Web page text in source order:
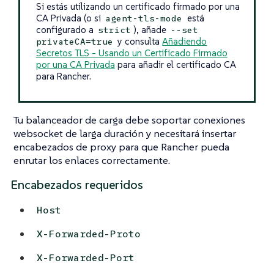
Si estás utilizando un certificado firmado por una
CA Privada (o si agent-tls-mode está
configurado a strict ), añade --set
privateCA=true y consultaAñadiendo
Secretos TLS - Usando un Certificado Firmado
por una CA Privada para añadir el certificado CA
para Rancher.
Tu balanceador de carga debe soportar conexiones
websocket de larga duración y necesitará insertar
encabezados de proxy para que Rancher pueda
enrutar los enlaces correctamente.
Encabezados requeridos
Host
X-Forwarded-Proto
X-Forwarded-Port